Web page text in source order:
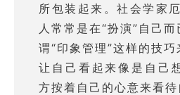
所包装起来。社会学家
人常常是在“扮演”自己
谓“印象管理”这样的技巧
让自己看起来像是自己
方按着自己的心意来看待